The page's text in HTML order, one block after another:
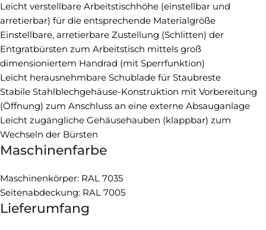
Leicht verstellbare Arbeitstischhöhe (einstellbar und
arretierbar) für die entsprechende Materialgröße
Einstellbare, arretierbare Zustellung (Schlitten) der
Entgratbürsten zum Arbeitstisch mittels groß
dimensioniertem Handrad (mit Sperrfunktion)
Leicht herausnehmbare Schublade für Staubreste
Stabile Stahlblechgehäuse-Konstruktion mit Vorbereitung
(Öffnung) zum Anschluss an eine externe Absauganlage
Leicht zugängliche Gehäusehauben (klappbar) zum
Wechseln der Bürsten
Maschinenfarbe
Maschinenkörper: RAL 7035
Seitenabdeckung: RAL 7005
Lieferumfang